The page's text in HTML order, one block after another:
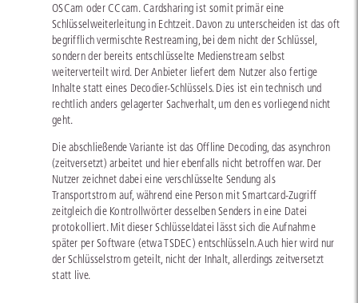
OSCam oder CCcam. Cardsharing ist somit primär eine
Schlüsselweiterleitung in Echtzeit. Davon zu unterscheiden ist das oft
begrifflich vermischte Restreaming, bei dem nicht der Schlüssel,
sondern der bereits entschlüsselte Medienstream selbst
weiterverteilt wird. Der Anbieter liefert dem Nutzer also fertige
Inhalte statt eines Decodier-Schlüssels. Dies ist ein technisch und
rechtlich anders gelagerter Sachverhalt, um den es vorliegend nicht
geht.
Die abschließende Variante ist das Offline Decoding, das asynchron
(zeitversetzt) arbeitet und hier ebenfalls nicht betroffen war. Der
Nutzer zeichnet dabei eine verschlüsselte Sendung als
Transportstrom auf, während eine Person mit Smartcard-Zugriff
zeitgleich die Kontrollwörter desselben Senders in eine Datei
protokolliert. Mit dieser Schlüsseldatei lässt sich die Aufnahme
später per Software (etwa TSDEC) entschlüsseln. Auch hier wird nur
der Schlüsselstrom geteilt, nicht der Inhalt, allerdings zeitversetzt
statt live.